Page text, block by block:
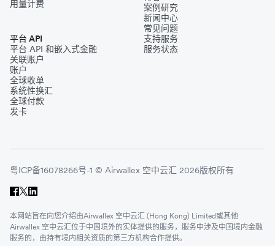
用量计费
平台 API
平台 API 和嵌入式金融
关联账户
账户
全球收单
系统性换汇
全球付款
发卡
案例研究
新闻中心
常见问题
支持服务
服务状态
粤ICP备16078266号-1 © Airwallex 空中云汇 2026版权所有
本网站旨在向您介绍由Airwallex 空中云汇 (Hong Kong) Limited或其他
Airwallex 空中云汇位于中国境外的实体提供的服务，服务中涉及中国境内金融
服务的，由持有境内相关资质的第三方机构合作提供。